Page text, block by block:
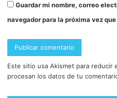
Guardar mi nombre, correo
navegador para la próxima vez
Este sitio usa Akismet para reducir
procesan los datos de tu